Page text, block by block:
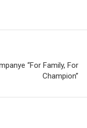
“For Family, For
Champion”